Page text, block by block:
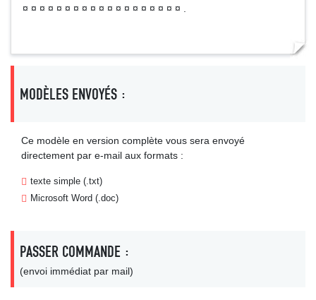
¤ ¤ ¤ ¤ ¤ ¤ ¤ ¤ ¤ ¤ ¤ ¤ ¤ ¤ ¤ ¤ ¤ ¤ ¤ .
MODÈLES ENVOYÉS :
Ce modèle en version complète vous sera envoyé
directement par e-mail aux formats :
texte simple (.txt)
Microsoft Word (.doc)
PASSER COMMANDE :
(envoi immédiat par mail)